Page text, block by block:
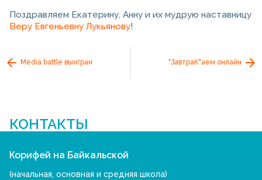
Поздравляем Екатерину, Анну и их мудрую наставницу
Веру Евгеньевну Лукьянову!
Media battle выигран "ЗавтраК"аем онлайн
КОНТАКТЫ
Корифей на Байкальской
(начальная, основная и средняя школа)